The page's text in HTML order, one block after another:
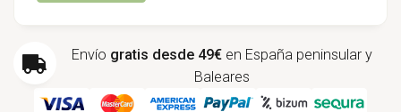
Envío gratis desde 49€ en España peninsular y
Baleares